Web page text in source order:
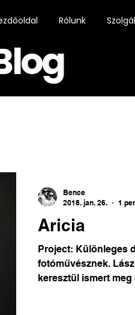
Rólunk
Aricia
Project: Különleges
fotóművésznek.
keresztül ismert meg
Bence
2018. jan. 26.
1